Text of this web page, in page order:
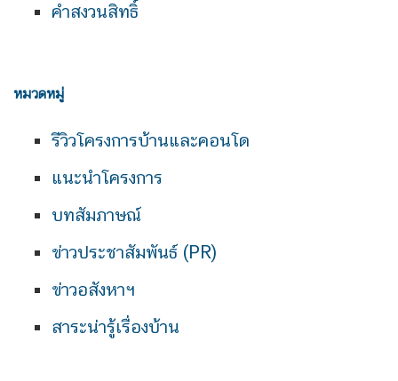
คำสงวนสิทธิ์
หมวดหมู่
รีวิวโครงการบ้านและคอนโด
แนะนำโครงการ
บทสัมภาษณ์
ข่าวประชาสัมพันธ์ (PR)
ข่าวอสังหาฯ
สาระน่ารู้เรื่องบ้าน